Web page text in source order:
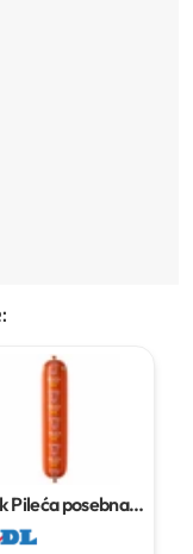
:
Pileća posebna
1250 g